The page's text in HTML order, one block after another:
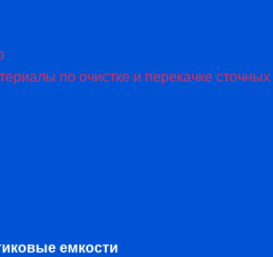
по очистке и перекачке сточных
емкости